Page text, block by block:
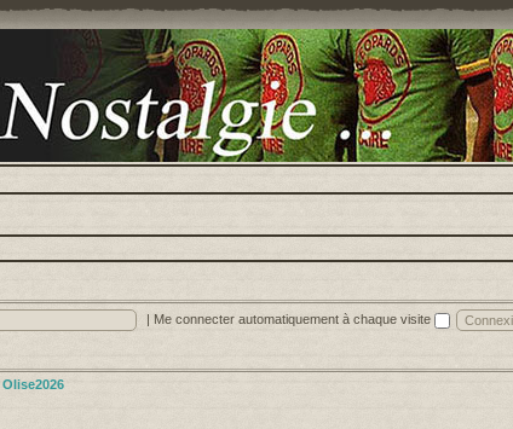
| Me connecter automatiquement à chaque visite
Olise2026